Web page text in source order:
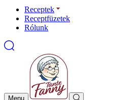
Receptek
Receptfüzetek
Rólunk
Menu